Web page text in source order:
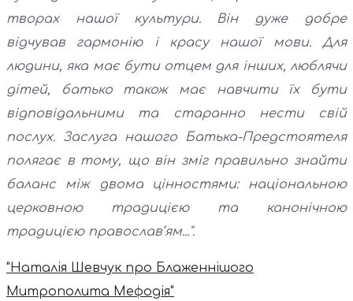
творах нашої культури. Він дуже добре
відчував гармонію і красу нашої мови. Для
людини, яка має бути отцем для інших, люблячи
дітей, батько також має навчити їх бути
відповідальними та старанно нести свій
послух. Заслуга нашого Батька-Предстоятеля
полягає в тому, що він зміг правильно знайти
баланс між двома цінностями: національною
церковною традицією та канонічною
традицією православ’ям...".
"Наталія Шевчук про Блаженнішого
Митрополита Мефодія"